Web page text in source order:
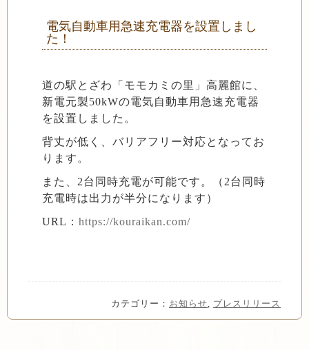
電気自動車用急速充電器を設置しまし
た！
道の駅とざわ「モモカミの里」高麗館に、
新電元製50kWの電気自動車用急速充電器
を設置しました。
背丈が低く、バリアフリー対応となってお
ります。
また、2台同時充電が可能です。（2台同時
充電時は出力が半分になります）
URL： https://kouraikan.com/
カテゴリー： お知らせ, プレスリリース